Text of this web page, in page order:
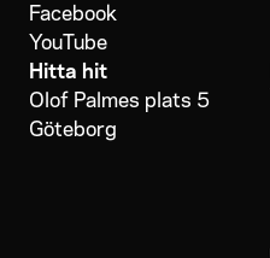
Facebook
YouTube
Hitta hit
Olof Palmes plats 5
Göteborg